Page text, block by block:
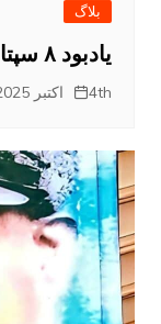
بلاگ
یادبود ۸ سپتامبر و ۷ اکتبر
4th اکتبر 2025